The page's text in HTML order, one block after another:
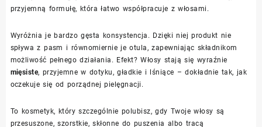
przyjemną formułę, która łatwo współpracuje z włosami.
Wyróżnia je bardzo gęsta konsystencja. Dzięki niej produkt nie
spływa z pasm i równomiernie je otula, zapewniając składnikom
możliwość pełnego działania. Efekt? Włosy stają się wyraźnie
mięsiste, przyjemne w dotyku, gładkie i lśniące – dokładnie tak, jak
oczekuje się od porządnej pielęgnacji.
To kosmetyk, który szczególnie polubisz, gdy Twoje włosy są
przesuszone, szorstkie, skłonne do puszenia albo tracą